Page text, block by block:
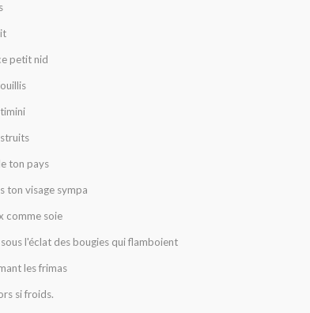
petit nid
ton pays
ton visage sympa
comme soie
l'éclat des bougies qui flamboient
les frimas
si froids.